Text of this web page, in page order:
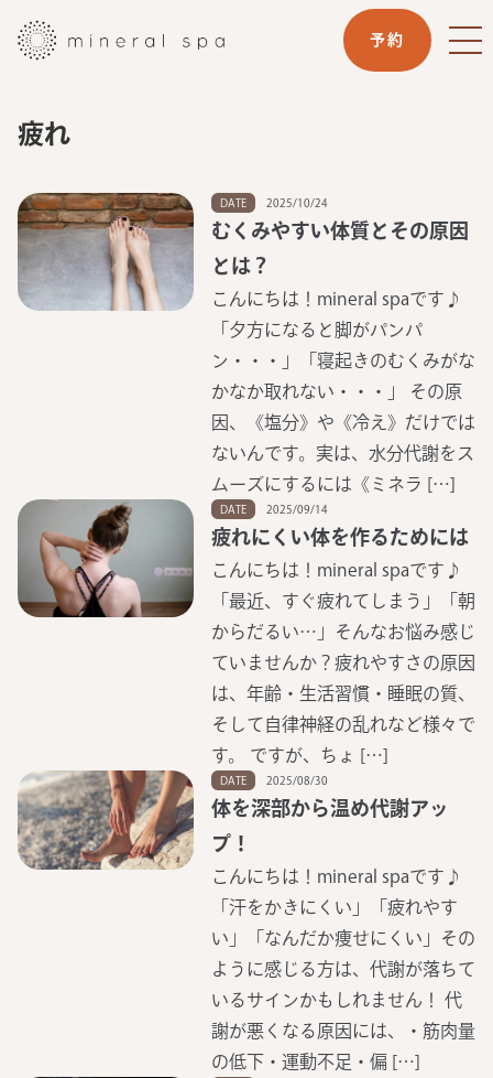
予約
疲れ
DATE 2025/10/24
むくみやすい体質とその原因
とは？
こんにちは！mineral spaです♪
「夕方になると脚がパンパ
ン・・・」「寝起きのむくみがな
かなか取れない・・・」 その原
因、《塩分》や《冷え》だけでは
ないんです。実は、水分代謝をス
ムーズにするには《ミネラ […]
DATE 2025/09/14
疲れにくい体を作るためには
こんにちは！mineral spaです♪
「最近、すぐ疲れてしまう」「朝
からだるい…」そんなお悩み感じ
ていませんか？疲れやすさの原因
は、年齢・生活習慣・睡眠の質、
そして自律神経の乱れなど様々で
す。 ですが、ちょ […]
DATE 2025/08/30
体を深部から温め代謝アッ
プ！
こんにちは！mineral spaです♪
「汗をかきにくい」「疲れやす
い」「なんだか痩せにくい」その
ように感じる方は、代謝が落ちて
いるサインかもしれません！ 代
謝が悪くなる原因には、・筋肉量
の低下・運動不足・偏 […]